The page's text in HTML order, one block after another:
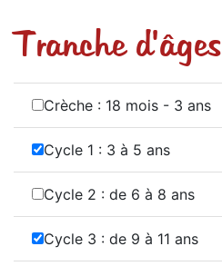
Tranche d'âges
Crèche : 18 mois - 3 ans
Cycle 1 : 3 à 5 ans
Cycle 2 : de 6 à 8 ans
Cycle 3 : de 9 à 11 ans